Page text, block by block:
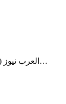
العرب نيوز ( الإمارات – الفجيرة ) نظم المتحف الرقمي للفن التشكيلي الإماراتي التابع لجمعية…